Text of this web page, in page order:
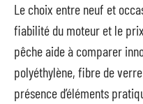
Le choix entre neuf et
fiabilité du moteur et le
pêche aide à comparer
polyéthylène, fibre de
présence d’éléments